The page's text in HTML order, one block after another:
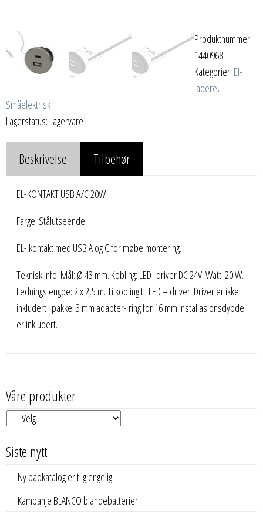
Produktnummer:
1440968
Kategorier: El-
ladere,
Småelektrisk
Lagerstatus: Lagervare
Beskrivelse Tilbehør
EL-KONTAKT USB A/C 20W
Farge: Stålutseende.
EL- kontakt med USB A og C for møbelmontering.
Teknisk info: Mål: Ø 43 mm. Kobling: LED- driver DC 24V. Watt: 20 W.
Ledningslengde: 2 x 2,5 m. Tilkobling til LED – driver. Driver er ikke
inkludert i pakke. 3 mm adapter- ring for 16 mm installasjonsdybde
er inkludert.
Våre produkter
Siste nytt
Ny badkatalog er tilgjengelig
Kampanje BLANCO blandebatterier